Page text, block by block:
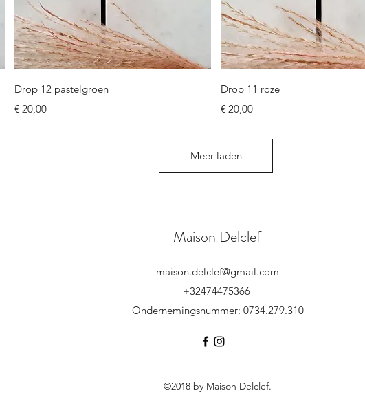
Snel overzicht
Drop 12 pastelgroen
Prijs
€ 20,00
Drop 11 roze
Prijs
€ 20,00
Meer laden
Maison Delclef
maison.delclef@gmail.com
+32474475366
Ondernemingsnummer: 0734.279.310
©2018 by Maison Delclef.